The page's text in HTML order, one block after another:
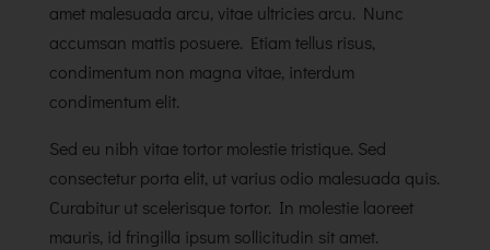
amet malesuada arcu, vitae ultricies arcu. Nunc
accumsan mattis posuere. Etiam tellus risus,
condimentum non magna vitae, interdum
condimentum elit.
Sed eu nibh vitae tortor molestie tristique. Sed
consectetur porta elit, ut varius odio malesuada quis.
Curabitur ut scelerisque tortor. In molestie laoreet
mauris, id fringilla ipsum sollicitudin sit amet.